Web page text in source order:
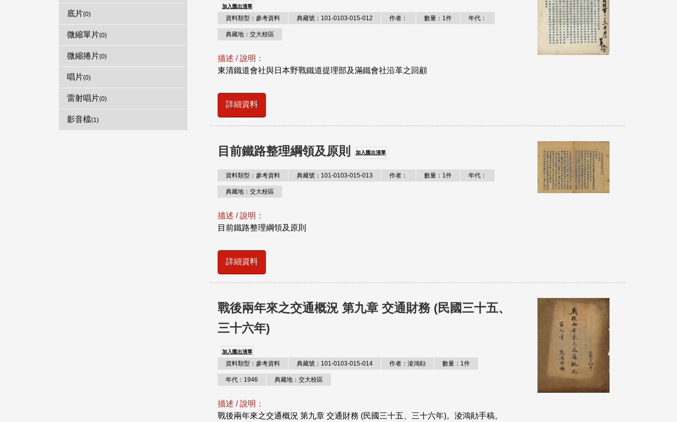
底片(0)
微縮單片(0)
微縮捲片(0)
唱片(0)
雷射唱片(0)
影音檔(1)
加入匯出清單
資料類型：參考資料 典藏號：101-0103-015-012 作者： 數量：1件 年代：
典藏地：交大校區
描述 / 說明：
東清鐵道會社與日本野戰鐵道提理部及滿鐵會社沿革之回顧
詳細資料
目前鐵路整理綱領及原則 加入匯出清單
資料類型：參考資料 典藏號：101-0103-015-013 作者： 數量：1件 年代：
典藏地：交大校區
描述 / 說明：
目前鐵路整理綱領及原則
詳細資料
戰後兩年來之交通概況 第九章 交通財務 (民國三十五、
三十六年)
加入匯出清單
資料類型：參考資料 典藏號：101-0103-015-014 作者：淩鴻勛 數量：1件
年代：1946 典藏地：交大校區
描述 / 說明：
戰後兩年來之交通概況 第九章 交通財務 (民國三十五、三十六年)。淩鴻勛手稿。